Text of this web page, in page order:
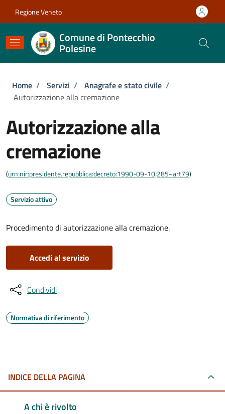
Regione Veneto
Comune di Pontecchio
Polesine
Briciole di pane
Home / Servizi / Anagrafe e stato civile /
Autorizzazione alla cremazione
Autorizzazione alla
cremazione
(urn:nir:presidente.repubblica:decreto:1990-09-10;285~art79)
Servizio attivo
Procedimento di autorizzazione alla cremazione.
Accedi al servizio
Condividi
Normativa di riferimento
INDICE DELLA PAGINA
A chi è rivolto